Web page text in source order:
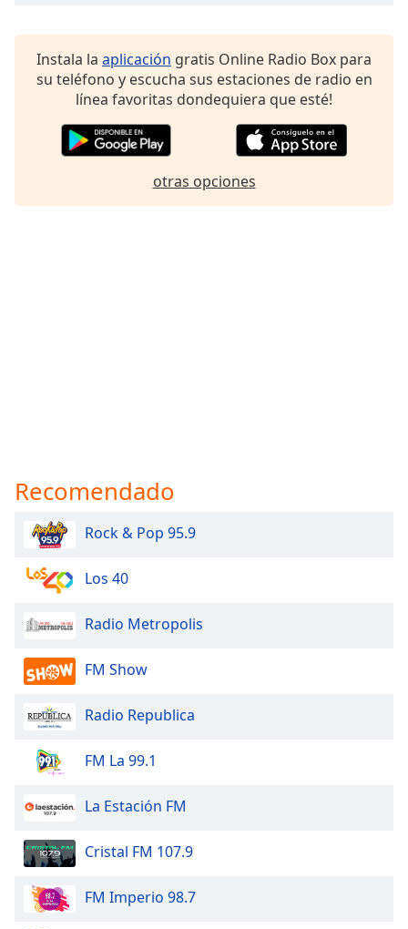
Escape
Caption
Background
Opacity
Font
Size
Family
Reset
Instala la aplicación gratis Online Radio Box para
su teléfono y escucha sus estaciones de radio en
línea favoritas dondequiera que esté!
otras opciones
Recomendado
Rock & Pop 95.9
Los 40
Radio Metropolis
FM Show
Radio Republica
FM La 99.1
La Estación FM
Cristal FM 107.9
FM Imperio 98.7